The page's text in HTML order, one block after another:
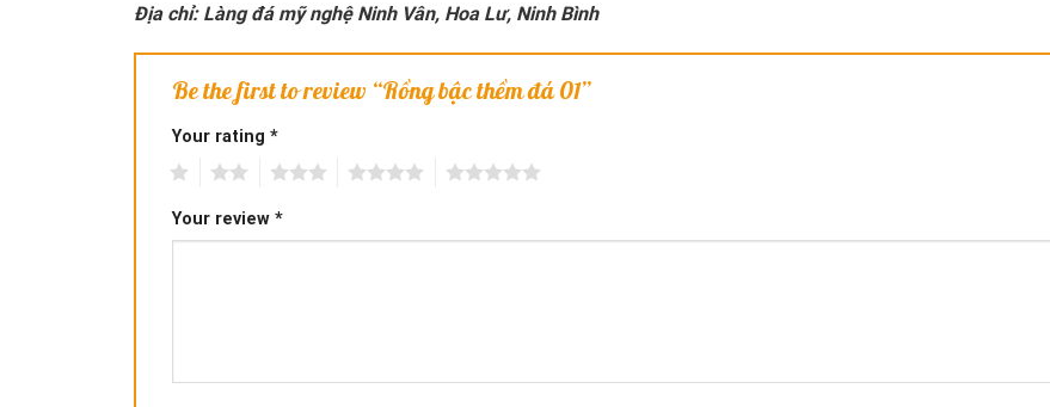
Địa chỉ: Làng đá mỹ nghệ Ninh Vân, Hoa Lư, Ninh Bình
Be the first to review “Rồng bậc thềm đá 01”
Your rating *
Your review *